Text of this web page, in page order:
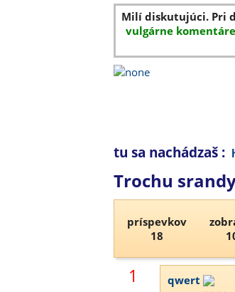
Milí diskutujúci. Pri
vulgárne
tu sa nachádzaš :
Trochu
príspevkov
18
1 qwert